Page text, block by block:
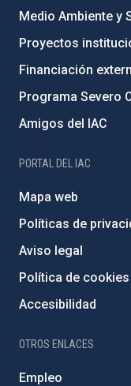
Medio Ambiente y
Proyectos
Financiación
Programa Severo
Amigos del IAC
PORTAL DEL IAC
Mapa web
Políticas de
Aviso legal
Política de cookies
Accesibilidad
OTROS ENLACES
Empleo